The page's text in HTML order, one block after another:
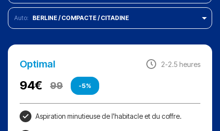
BERLINE / COMPACTE / CITADINE
94€ 99 -5%
Optimal 2-2.5 heures
Aspiration minutieuse de l'habitacle et du coffre.